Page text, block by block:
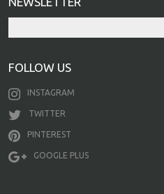
FOLLOW US
INSTAGRAM
TWITTER
PINTEREST
GOOGLE PLUS